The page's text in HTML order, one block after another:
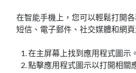
在智能手機上，您可以輕鬆打開
短信、電子郵件、社交媒體和網頁
在主屏幕上找到應用程式圖示。
點擊應用程式圖示以打開相關